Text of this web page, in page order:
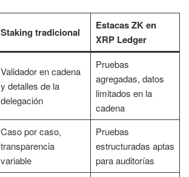
Staking tradicional
Estacas ZK en
XRP Ledger
Validador en cadena
y detalles de la
delegación
Pruebas
agregadas, datos
limitados en la
cadena
Caso por caso,
transparencia
variable
Pruebas
estructuradas aptas
para auditorías